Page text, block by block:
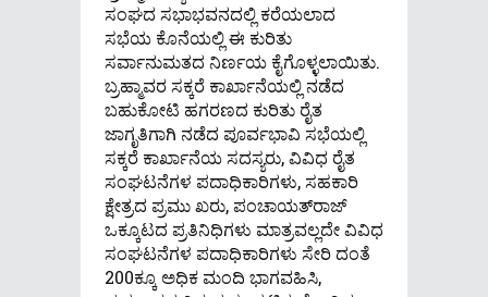
ಸಂಘದ ಸಭಾಭವನದಲ್ಲಿ ಕರೆಯಲಾದ
ಸಭೆಯ ಕೊನೆಯಲ್ಲಿ ಈ ಕುರಿತು
ಸರ್ವಾನುಮತದ ನಿರ್ಣಯ ಕೈಗೊಳ್ಳಲಾಯಿತು.
ಬ್ರಹ್ಮಾವರ ಸಕ್ಕರೆ ಕಾರ್ಖಾನೆಯಲ್ಲಿ ನಡೆದ
ಬಹುಕೋಟಿ ಹಗರಣದ ಕುರಿತು ರೈತ
ಜಾಗೃತಿಗಾಗಿ ನಡೆದ ಪೂರ್ವಭಾವಿ ಸಭೆಯಲ್ಲಿ
ಸಕ್ಕರೆ ಕಾರ್ಖಾನೆಯ ಸದಸ್ಯರು, ವಿವಿಧ ರೈತ
ಸಂಘಟನೆಗಳ ಪದಾಧಿಕಾರಿಗಳು, ಸಹಕಾರಿ
ಕ್ಷೇತ್ರದ ಪ್ರಮು ಖರು, ಪಂಚಾಯತ್‌ರಾಜ್
ಒಕ್ಕೂಟದ ಪ್ರತಿನಿಧಿಗಳು ಮಾತ್ರವಲ್ಲದೇ ವಿವಿಧ
ಸಂಘಟನೆಗಳ ಪದಾಧಿಕಾರಿಗಳು ಸೇರಿ ದಂತೆ
200ಕ್ಕೂ ಅಧಿಕ ಮಂದಿ ಭಾಗವಹಿಸಿ,